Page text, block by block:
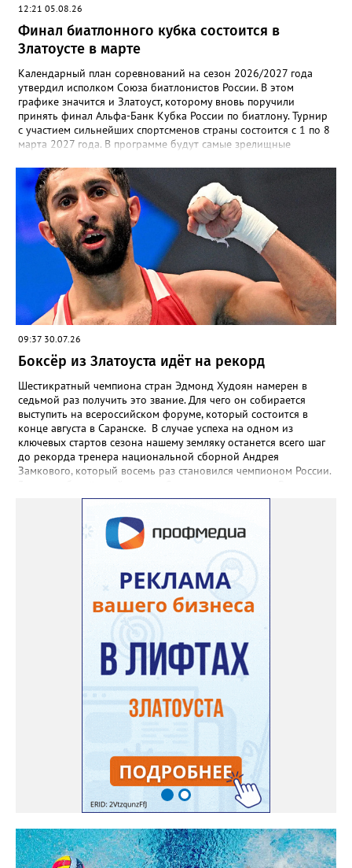
12:21 05.08.26
Финал биатлонного кубка состоится в
Златоусте в марте
Календарный план соревнований на сезон 2026/2027 года
утвердил исполком Союза биатлонистов России. В этом
графике значится и Златоуст, которому вновь поручили
принять финал Альфа-Банк Кубка России по биатлону. Турнир
с участием сильнейших спортсменов страны состоится с 1 по 8
марта 2027 года. В программе будут самые зрелищные
09:37 30.07.26
Боксёр из Златоуста идёт на рекорд
Шестикратный чемпиона стран Эдмонд Худоян намерен в
седьмой раз получить это звание. Для чего он собирается
выступить на всероссийском форуме, который состоится в
конце августа в Саранске. В случае успеха на одном из
ключевых стартов сезона нашему земляку останется всего шаг
до рекорда тренера национальной сборной Андрея
Замкового, который восемь раз становился чемпионом России.
стартует в Челябинске. На ринг ДС «Юность» выйдут как
сборной. Они разыграют 13 комплектов наград.